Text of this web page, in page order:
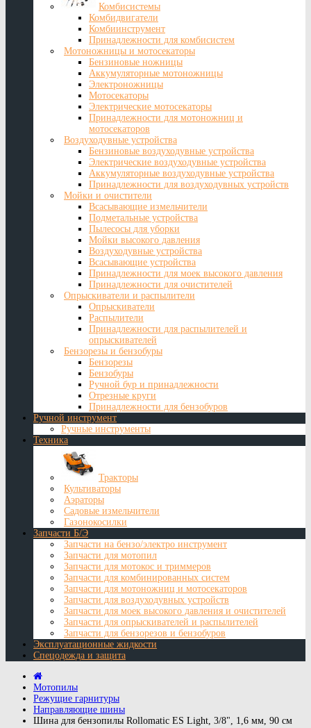
Комбисистемы
Комбидвигатели
Комбиинструмент
Принадлежности для комбисистем
Мотоножницы и мотосекаторы
Бензиновые ножницы
Аккумуляторные мотоножницы
Электроножницы
Мотосекаторы
Электрические мотосекаторы
Принадлежности для мотоножниц и
мотосекаторов
Воздуходувные устройства
Бензиновые воздуходувные устройства
Электрические воздуходувные устройства
Аккумуляторные воздуходувные устройства
Принадлежности для воздуходувных устройств
Мойки и очистители
Всасывающие измельчители
Подметальные устройства
Пылесосы для уборки
Мойки высокого давления
Воздуходувные устройства
Всасывающие устройства
Принадлежности для моек высокого давления
Принадлежности для очистителей
Опрыскиватели и распылители
Опрыскиватели
Распылители
Принадлежности для распылителей и
опрыскивателей
Бензорезы и бензобуры
Бензорезы
Бензобуры
Ручной бур и принадлежности
Отрезные круги
Принадлежности для бензобуров
Ручной инструмент
Ручные инструменты
Техника
Тракторы
Культиваторы
Аэраторы
Садовые измельчители
Газонокосилки
Запчасти Б/Э
Запчасти на бензо/электро инструмент
Запчасти для мотопил
Запчасти для мотокос и триммеров
Запчасти для комбинированных систем
Запчасти для мотоножниц и мотосекаторов
Запчасти для воздуходувных устройств
Запчасти для моек высокого давления и очистителей
Запчасти для опрыскивателей и распылителей
Запчасти для бензорезов и бензобуров
Эксплуатационные жидкости
Спецодежда и защита
Мотопилы
Режущие гарнитуры
Направляющие шины
Шина для бензопилы Rollomatic ES Light, 3/8", 1,6 мм, 90 см